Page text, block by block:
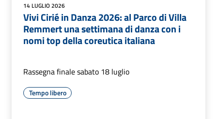
14 LUGLIO 2026
Vivi Cirié in Danza 2026: al Parco di Villa
Remmert una settimana di danza con i
nomi top della coreutica italiana
Rassegna finale sabato 18 luglio
Tempo libero